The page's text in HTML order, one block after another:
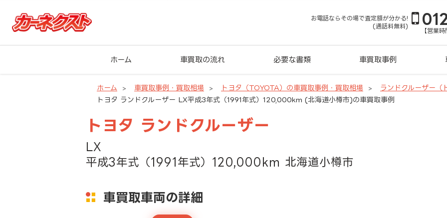
お電話ならその場で査定額が分かる!
(通話料無料)
【営業
ホーム 車買取の流れ 必要な書類 車買取事例
ホーム 車買取事例・買取相場 トヨタ（TOYOTA）の車買取事例・買取相場
ランドクルーザー（
トヨタ ランドクルーザー LX平成3年式（1991年式）120,000km (北海道小樽市)の車買取事例
トヨタ ランドクルーザー
LX
平成3年式（1991年式）120,000km 北海道小樽市
車買取車両の詳細